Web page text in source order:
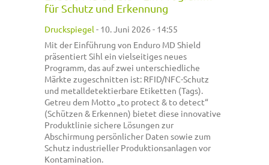
für Schutz und Erkennung
Druckspiegel - 10. Juni 2026 - 14:55
Mit der Einführung von Enduro MD Shield
präsentiert Sihl ein vielseitiges neues
Programm, das auf zwei unterschiedliche
Märkte zugeschnitten ist: RFID/NFC-Schutz
und metalldetektierbare Etiketten (Tags).
Getreu dem Motto „to protect & to detect“
(Schützen & Erkennen) bietet diese innovative
Produktlinie sichere Lösungen zur
Abschirmung persönlicher Daten sowie zum
Schutz industrieller Produktionsanlagen vor
Kontamination.